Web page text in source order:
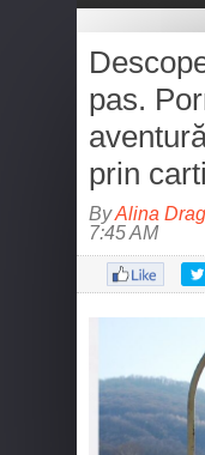
pas.
prin
ByAlina
7:45 AM